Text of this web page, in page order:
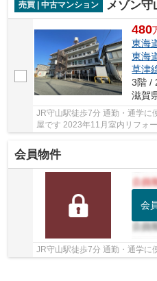
売買 | 中古マンション
メゾン守
480
東海
東海
草津
3階 /
滋賀
JR守山駅徒歩7分 通勤・通学に
屋です 2023年11月室内リフォ
会員物件
会
JR守山駅徒歩7分 通勤・通学に